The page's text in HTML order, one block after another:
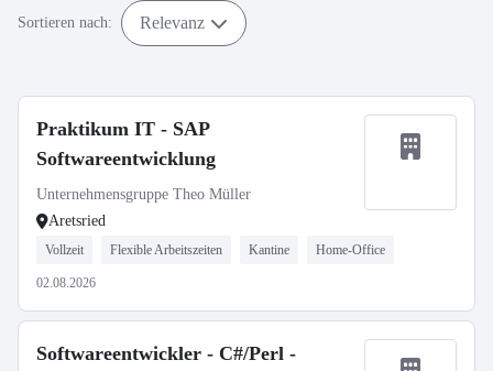
Sortieren nach: Relevanz
Praktikum IT - SAP
Softwareentwicklung
Unternehmensgruppe Theo Müller
Aretsried
Vollzeit Flexible Arbeitszeiten Kantine Home-Office
02.08.2026
Softwareentwickler - C#/Perl -